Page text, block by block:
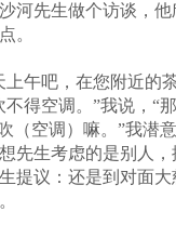
先生做个访谈，他
。
午吧，在您附近的茶
不得空调。”我说，“
（空调）嘛。”我潜
先生考虑的是别人
提议：还是到对面